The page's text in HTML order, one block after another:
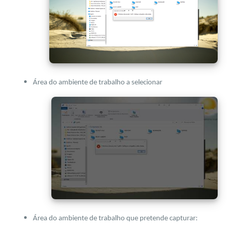
Área do ambiente de trabalho a selecionar
Área do ambiente de trabalho que pretende capturar: